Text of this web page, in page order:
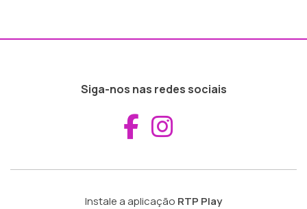
Siga-nos nas redes sociais
Aceder ao
Instale a aplicação RTP Play